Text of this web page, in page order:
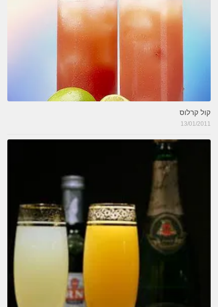
קול קרלוס
13/01/2011